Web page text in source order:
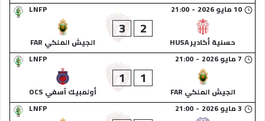
LNFP
10 مايو 2026 -
21:00
حسنية أكادير HUSA
2
3
الجيش الملكي FAR
LNFP
7 مايو 2026 -
21:00
الجيش الملكي FAR
1
1
أولمبيك آسفي OCS
LNFP
3 مايو 2026 -
21:00